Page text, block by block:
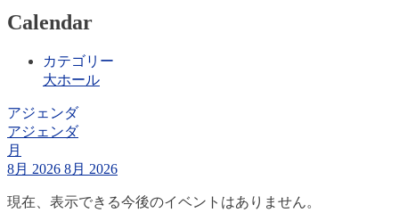
Calendar
カテゴリー
大ホール
アジェンダ
アジェンダ
月
8月 2026 8月 2026
現在、表示できる今後のイベントはありません。